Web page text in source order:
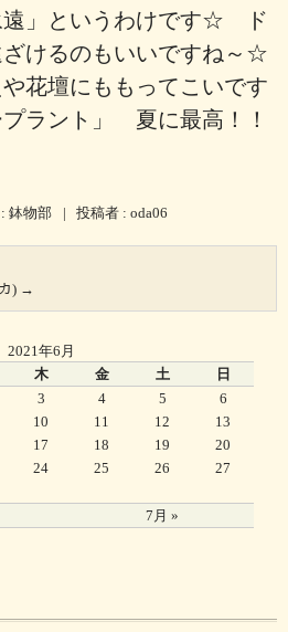
遠」というわけです☆ ド
けるのもいいですね～☆
花壇にももってこいです
ラント」 夏に最高！！
鉢物部 | 投稿者 : oda06
) →
2021年6月
木 金 土 日
7月 »
3 4 5
6
10 11 12
13
17 18 19
20
24 25 26
27